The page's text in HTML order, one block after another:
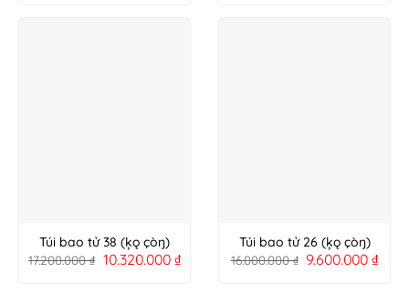
Túi bao tử 38 (ķǫ çòŋ)
17.200.000₫ 10.320.000 ₫
Túi bao tử 26 (ķǫ çòŋ)
16.000.000₫ 9.600.000₫